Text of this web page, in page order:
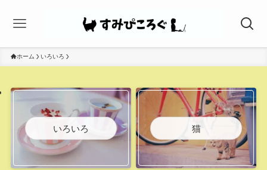
ホーム いろいろ
いろいろ 猫